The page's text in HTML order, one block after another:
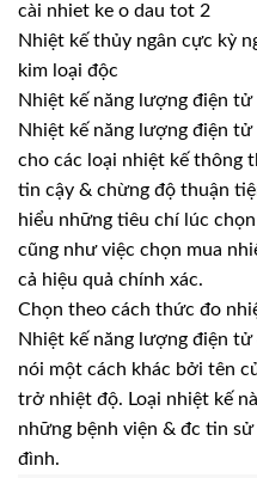
cài nhiet ke o dau tot 2
Nhiệt kế thủy ngân cực kỳ
kim loại độc
Nhiệt kế năng lượng điện tử
Nhiệt kế năng lượng điện
cho các loại nhiệt kế thông
tin cậy & chừng độ thuận
hiểu những tiêu chí lúc
cũng như việc chọn mua
cả hiệu quả chính xác.
Chọn theo cách thức đo
Nhiệt kế năng lượng điện
nói một cách khác bởi tên
trở nhiệt độ. Loại nhiệt kế
những bệnh viện & đc tin
đình.